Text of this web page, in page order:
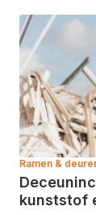
Ramen &
kunststof